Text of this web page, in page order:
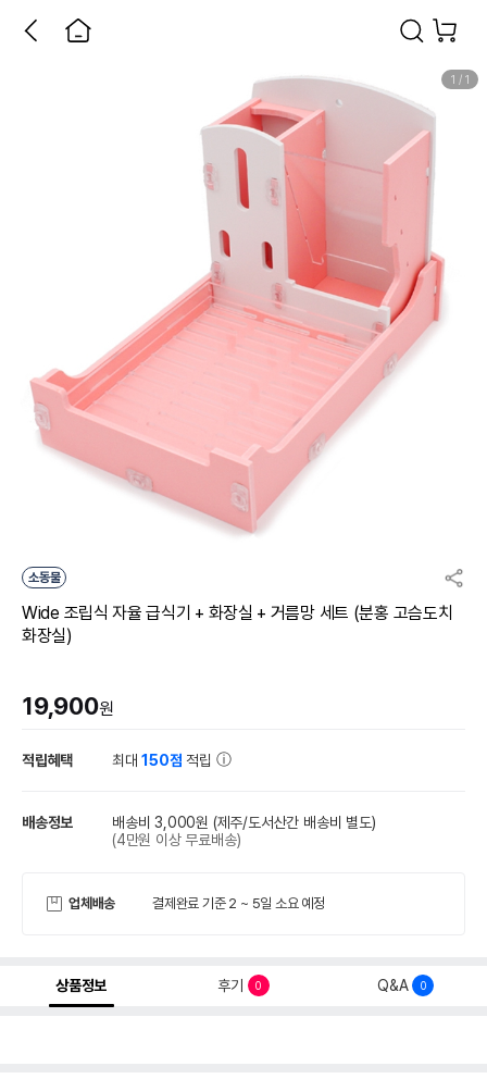
1 / 1
소동물
Wide 조립식 자율 급식기 + 화장실 + 거름망 세트 (분홍 고슴도치
화장실)
19,900원
적립혜택 최대150점 적립
배송정보 배송비 3,000원 (제주/도서산간 배송비 별도)
(4만원 이상 무료배송)
업체배송 결제완료 기준 2 ~ 5일 소요 예정
상품정보 후기 0 Q&A 0